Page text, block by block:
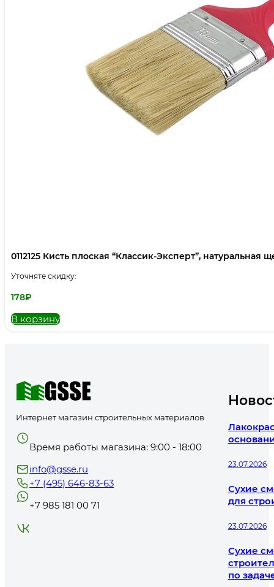
0112125 Кисть плоская “Классик-Эксперт”, натуральная
Уточняте скидку:
178₽
В корзину
Интернет магазин строительных материалов
Время работы магазина: 9:00 - 18:00
info@gsse.ru
+7 (495) 646-83-63
+7 985 181 00 71
23.07.2026
Сухие
для
23.07.2026
Сухие
по